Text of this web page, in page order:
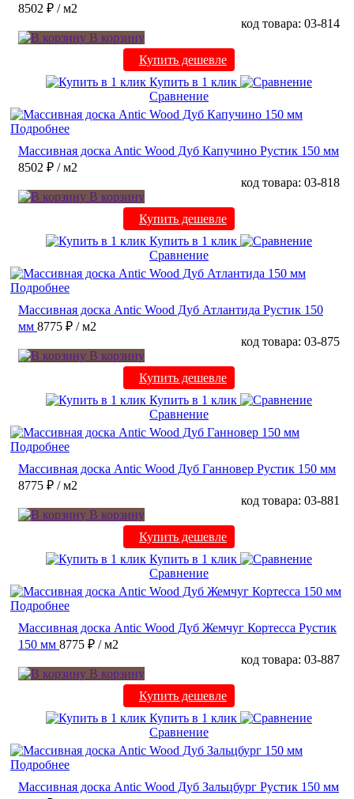
8502 ₽ / м2
код товара: 03-814
В корзину
Купить дешевле
Купить в 1 клик
Сравнение
Подробнее
Массивная доска Antic Wood Дуб Капучино Рустик 150 мм
8502 ₽ / м2
код товара: 03-818
В корзину
Купить дешевле
Купить в 1 клик
Сравнение
Подробнее
Массивная доска Antic Wood Дуб Атлантида Рустик 150
мм 8775 ₽ / м2
код товара: 03-875
В корзину
Купить дешевле
Купить в 1 клик
Сравнение
Подробнее
Массивная доска Antic Wood Дуб Ганновер Рустик 150 мм
8775 ₽ / м2
код товара: 03-881
В корзину
Купить дешевле
Купить в 1 клик
Сравнение
Подробнее
Массивная доска Antic Wood Дуб Жемчуг Кортесса Рустик
150 мм 8775 ₽ / м2
код товара: 03-887
В корзину
Купить дешевле
Купить в 1 клик
Сравнение
Подробнее
Массивная доска Antic Wood Дуб Зальцбург Рустик 150 мм